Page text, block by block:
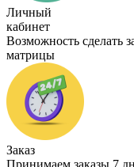
Личный
кабинет
Возможность сделать
матрицы
Заказ